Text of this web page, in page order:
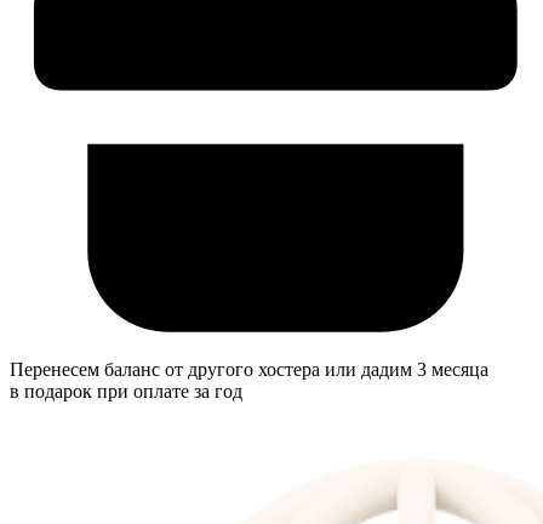
Перенесем баланс от другого хостера или дадим 3 месяца
в подарок при оплате за год